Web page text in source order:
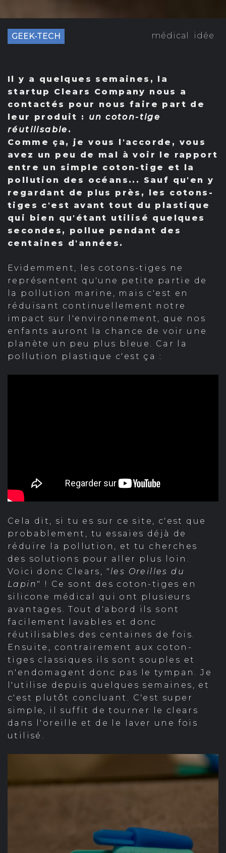
GEEK-TECH idée
médical
Il y a quelques semaines, la
startup Clears Company nous a
contactés pour nous faire part de
leur produit : un coton-tige
réutilisable .
Comme ça, je vous l'accorde, vous
avez un peu de mal à voir le rapport
entre un simple coton-tige et la
pollution des océans... Sauf qu'en y
regardant de plus près, les cotons-
tiges c'est avant tout du plastique
qui bien qu'étant utilisé quelques
secondes, pollue pendant des
centaines d'années.
Evidemment, les cotons-tiges ne
représentent qu'une petite partie de
la pollution marine, mais c'est en
réduisant continuellement notre
impact sur l'environnement, que nos
enfants auront la chance de voir une
planète un peu plus bleue. Car la
pollution plastique c'est ça :
Cela dit, si tu es sur ce site, c'est que
probablement, tu essaies déjà de
réduire la pollution, et tu cherches
des solutions pour aller plus loin.
Voici donc Clears, " les Oreilles du
Lapin " ! Ce sont des coton-tiges en
silicone médical qui ont plusieurs
avantages. Tout d'abord ils sont
facilement lavables et donc
réutilisables des centaines de fois.
Ensuite, contrairement aux coton-
tiges classiques ils sont souples et
n'endomagent donc pas le tympan. Je
l'utilise depuis quelques semaines, et
c'est plutôt concluant. C'est super
simple, il suffit de tourner le clears
dans l'oreille et de le laver une fois
utilisé.